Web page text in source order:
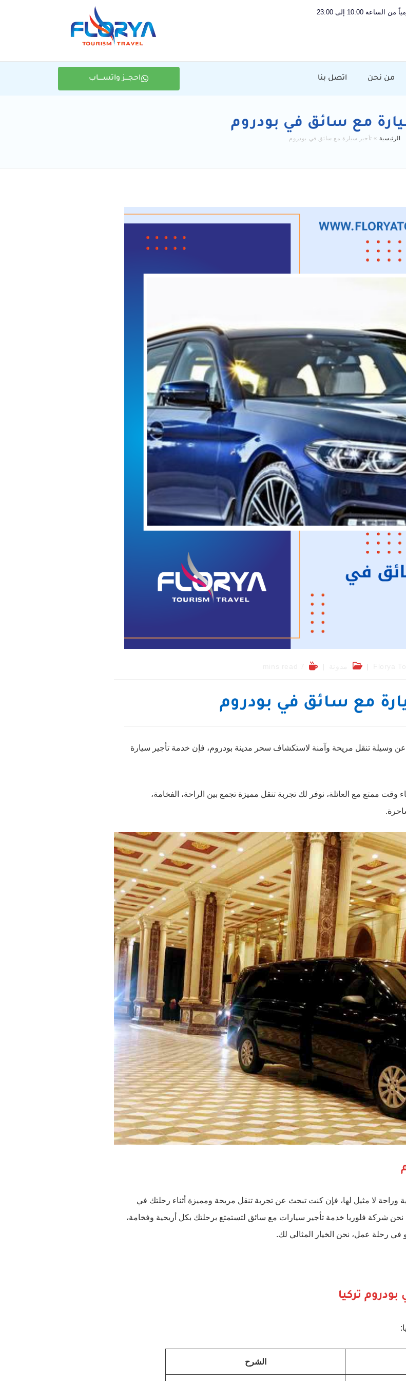
من الساعة 10:00 إلى 23:00
من نحن اتصل بنا احجـــز واتســــاب
مع سائق في بودروم
الرئيسية » تأجير سيارة مع سائق في بودروم
مع سائق في بودروم
وسيلة تنقل مريحة وآمنة لاستكشاف سحر مدينة بودروم، فإن خدمة تأجير سيارة
ممتع مع العائلة، نوفر لك تجربة تنقل مميزة تجمع بين الراحة، الفخامة،
وراحة لا مثيل لها، فإن كنت تبحث عن تجربة تنقل مريحة ومميزة أثناء رحلتك في
شركة فلوريا خدمة تأجير سيارات مع سائق لتستمتع برحلتك بكل أريحية وفخامة،
رحلة عمل، نحن الخيار المثالي لك.
تركيا
الشرح